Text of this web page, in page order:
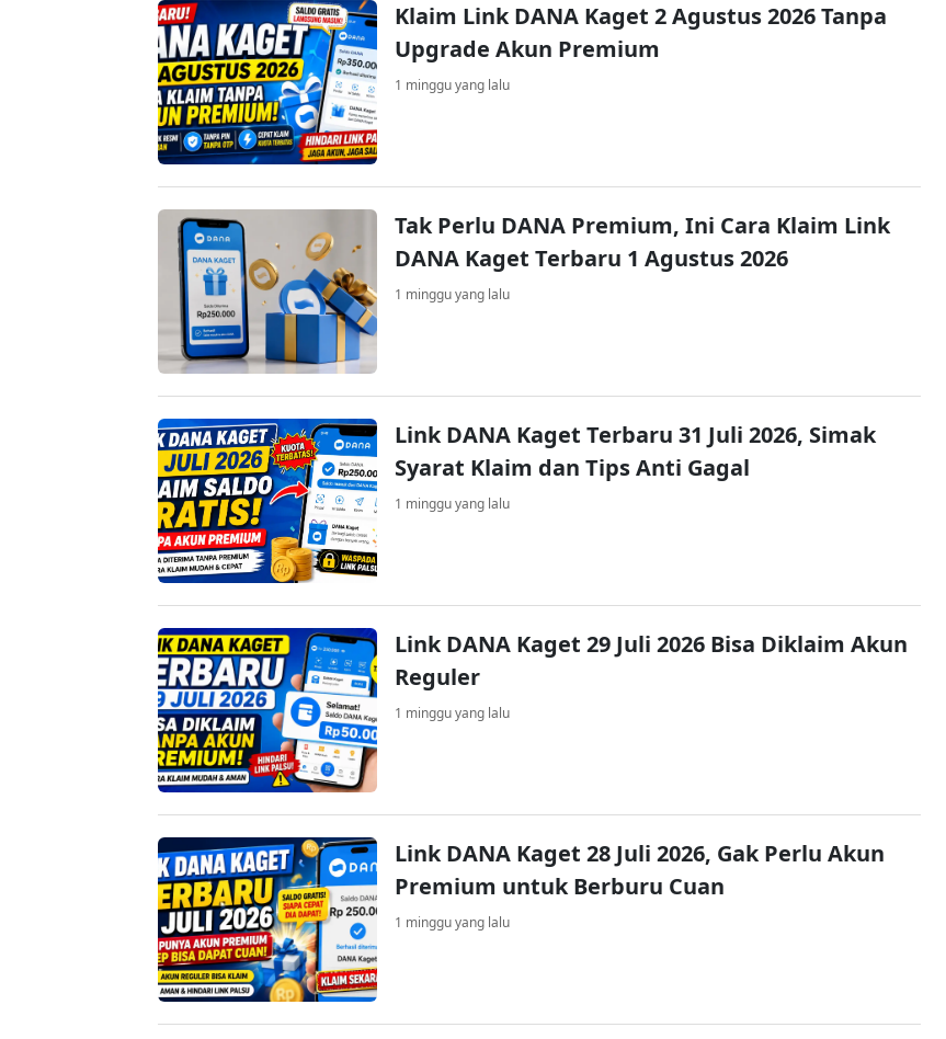
Klaim Link DANA Kaget 2 Agustus 2026 Tanpa
Upgrade Akun Premium
1 minggu yang lalu
Tak Perlu DANA Premium, Ini Cara Klaim Link
DANA Kaget Terbaru 1 Agustus 2026
1 minggu yang lalu
Link DANA Kaget Terbaru 31 Juli 2026, Simak
Syarat Klaim dan Tips Anti Gagal
1 minggu yang lalu
Link DANA Kaget 29 Juli 2026 Bisa Diklaim Akun
Reguler
1 minggu yang lalu
Link DANA Kaget 28 Juli 2026, Gak Perlu Akun
Premium untuk Berburu Cuan
1 minggu yang lalu